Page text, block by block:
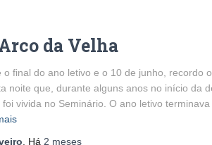
da Velha
o final do ano letivo e o 10 de junho, recordo
noite que, durante alguns anos no início da
vivida no Seminário. O ano letivo
, Há 2 meses